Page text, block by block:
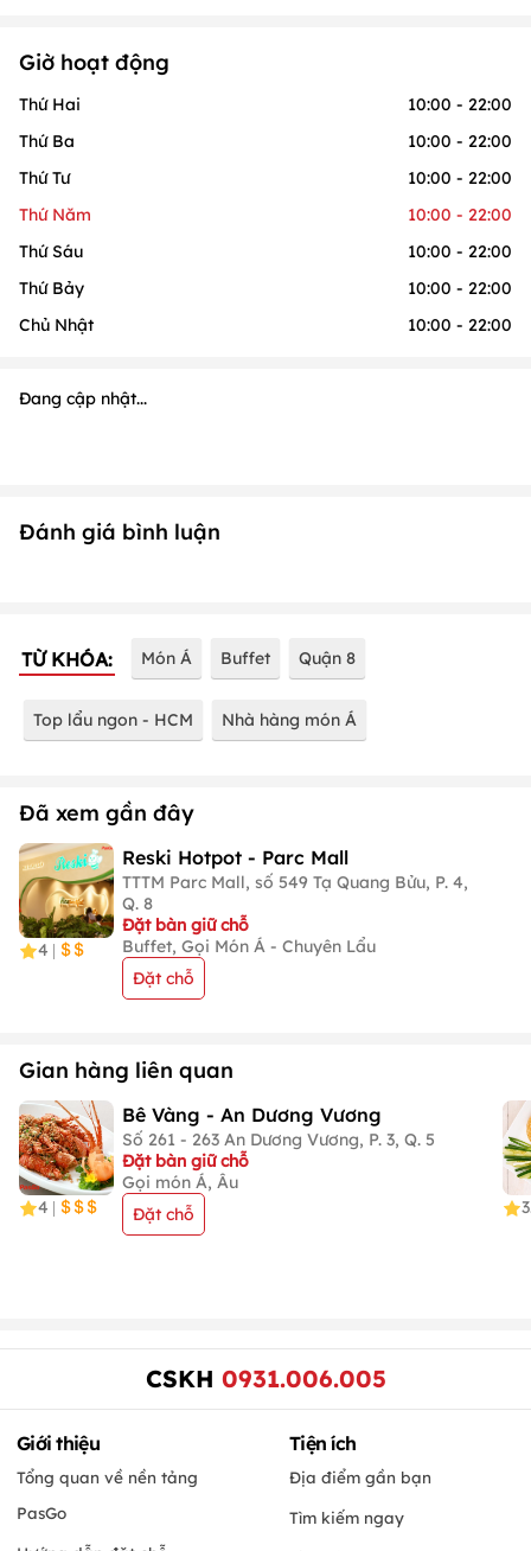
Giờ hoạt động
Thứ Hai
10:00 - 22:00
Thứ Ba
10:00 - 22:00
Thứ Tư
10:00 - 22:00
Thứ Năm
10:00 - 22:00
Thứ Sáu
10:00 - 22:00
Thứ Bảy
10:00 - 22:00
Chủ Nhật
10:00 - 22:00
Đang cập nhật...
Đánh giá bình luận
TỪ KHÓA: Món Á Buffet Quận 8
Top lẩu ngon - HCM Nhà hàng món Á
Đã xem gần đây
4 |
Reski Hotpot - Parc Mall
TTTM Parc Mall, số 549 Tạ Quang Bửu, P. 4,
Q. 8
Đặt bàn giữ chỗ
Buffet, Gọi Món Á - Chuyên Lẩu
Đặt chỗ
Gian hàng liên quan
4 |
Bê Vàng - An Dương Vương
Số 261 - 263 An Dương Vương, P. 3, Q. 5
Đặt bàn giữ chỗ
Gọi món Á, Âu
Đặt chỗ
CSKH 0931.006.005
Giới thiệu
Tổng quan về nền tảng
PasGo
Tiện ích
Địa điểm gần bạn
Tìm kiếm ngay